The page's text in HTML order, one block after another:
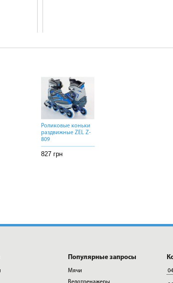
Роликовые коньки
раздвижные ZEL Z-
809
827 грн
Популярные запросы
Мячи